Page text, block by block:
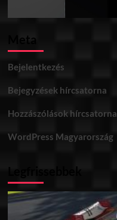
Meta
Bejelentkezés
Bejegyzések hírcsatorna
Hozzászólások hírcsatorna
WordPress Magyarország